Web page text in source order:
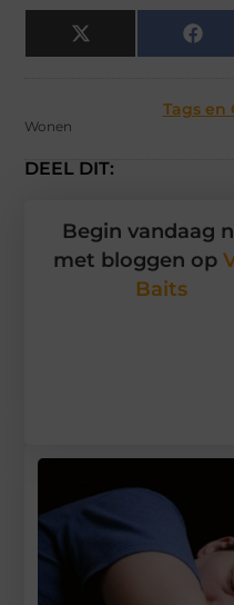
X
(Twitter)
Tags en
Wonen
DEEL DIT:
Begin vandaag
met bloggen op
Baits